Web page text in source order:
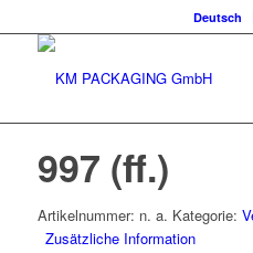
Deutsch
997 (ff.)
Artikelnummer: n. a. Kategorie:
Zusätzliche Information